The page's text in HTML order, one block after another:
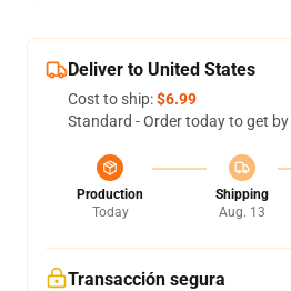
Deliver to United States
Cost to ship:$6.99
Standard - Order today to get by
Production
Today
Shipping
Aug. 13
Transacción segura